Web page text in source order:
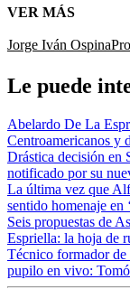
VER MÁS
Jorge Iván Ospina
Le puede
Abelardo De La
Centroamericanos y
Drástica decisión en
notificado por su
La última vez que
sentido homenaje en
Seis propuestas de
Espriella: la hoja de
Técnico formador de
pupilo en vivo: